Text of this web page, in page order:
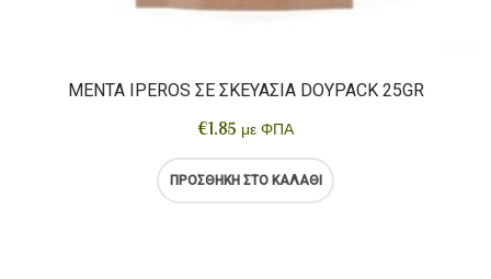
ΜΈΝΤΑ IPEROS ΣΕ ΣΚΕΥΑΣΊΑ DOYPACK 25GR
€1.85 με ΦΠΑ
ΠΡΟΣΘΉΚΗ ΣΤΟ ΚΑΛΆΘΙ